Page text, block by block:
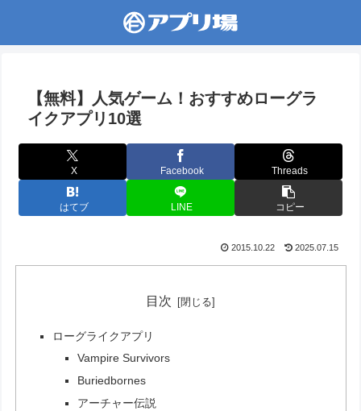
【無料】人気ゲーム！おすすめローグラ
イクアプリ10選
X Facebook Threads
はてブ LINE コピー
2015.10.22 2025.07.15
目次
ローグライクアプリ
Vampire Survivors
Buriedbornes
アーチャー伝説